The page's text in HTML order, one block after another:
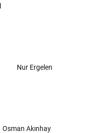
Nur Ergelen
Osman Akınhay